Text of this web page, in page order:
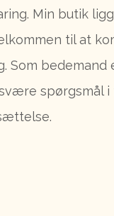
Min butik
til at
Som
spørgsmål